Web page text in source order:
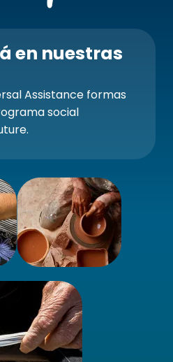
en nuestras
Assistance formas
social